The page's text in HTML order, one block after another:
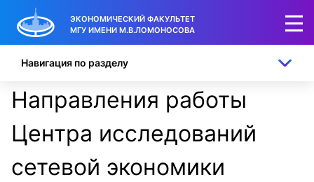
ЭКОНОМИЧЕСКИЙ ФАКУЛЬТЕТ
МГУ ИМЕНИ М.В.ЛОМОНОСОВА
Направления работы
Центра исследований
сетевой экономики
Навигация по разделу